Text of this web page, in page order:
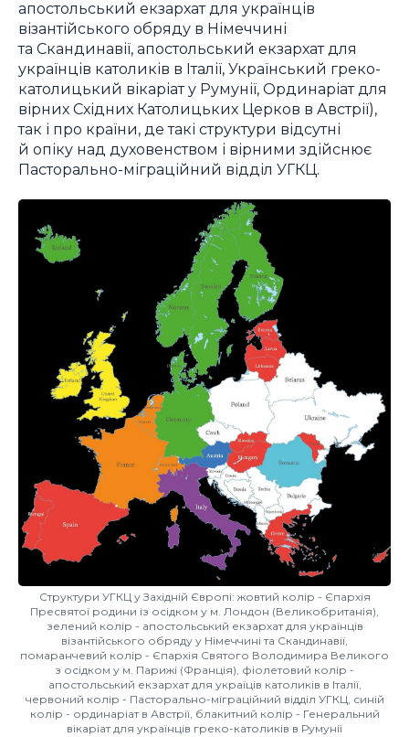
апостольський екзархат для українців
візантійського обряду в Німеччині
та Скандинавії, апостольський екзархат для
українців католиків в Італії, Український греко-
католицький вікаріат у Румунії, Ординаріат для
вірних Східних Католицьких Церков в Австрії),
так і про країни, де такі структури відсутні
й опіку над духовенством і вірними здійснює
Пасторально-міграційний відділ УГКЦ.
Структури УГКЦ у Західній Європі: жовтий колір - Єпархія
Пресвятої родини із осідком у м. Лондон (Великобританія),
зелений колір - апостольський екзархат для українців
візантійського обряду у Німеччині та Скандинавії,
помаранчевий колір - Єпархія Святого Володимира Великого
з осідком у м. Парижі (Франція), фіолетовий колір -
апостольський екзархат для україців католиків в Італії,
червоний колір - Пасторально-міграційний відділ УГКЦ, синій
колір - ординаріат в Австрії, блакитний колір - Генеральний
вікаріат для українців греко-католиків в Румунії